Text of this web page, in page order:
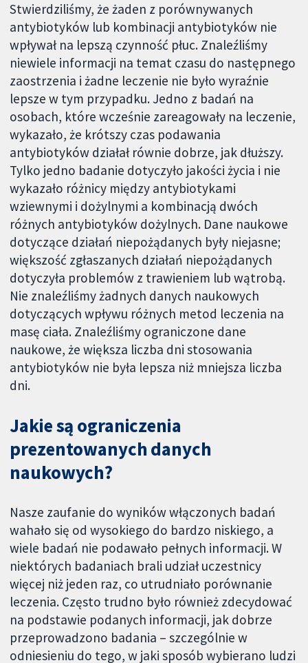
Stwierdziliśmy, że żaden z porównywanych
antybiotyków lub kombinacji antybiotyków nie
wpływał na lepszą czynność płuc. Znaleźliśmy
niewiele informacji na temat czasu do następnego
zaostrzenia i żadne leczenie nie było wyraźnie
lepsze w tym przypadku. Jedno z badań na
osobach, które wcześnie zareagowały na leczenie,
wykazało, że krótszy czas podawania
antybiotyków działał równie dobrze, jak dłuższy.
Tylko jedno badanie dotyczyło jakości życia i nie
wykazało różnicy między antybiotykami
wziewnymi i dożylnymi a kombinacją dwóch
różnych antybiotyków dożylnych. Dane naukowe
dotyczące działań niepożądanych były niejasne;
większość zgłaszanych działań niepożądanych
dotyczyła problemów z trawieniem lub wątrobą.
Nie znaleźliśmy żadnych danych naukowych
dotyczących wpływu różnych metod leczenia na
masę ciała. Znaleźliśmy ograniczone dane
naukowe, że większa liczba dni stosowania
antybiotyków nie była lepsza niż mniejsza liczba
dni.
Jakie są ograniczenia
prezentowanych danych
naukowych?
Nasze zaufanie do wyników włączonych badań
wahało się od wysokiego do bardzo niskiego, a
wiele badań nie podawało pełnych informacji. W
niektórych badaniach brali udział uczestnicy
więcej niż jeden raz, co utrudniało porównanie
leczenia. Często trudno było również zdecydować
na podstawie podanych informacji, jak dobrze
przeprowadzono badania – szczególnie w
odniesieniu do tego, w jaki sposób wybierano ludzi